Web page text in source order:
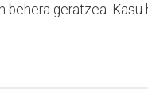
behera geratzea.